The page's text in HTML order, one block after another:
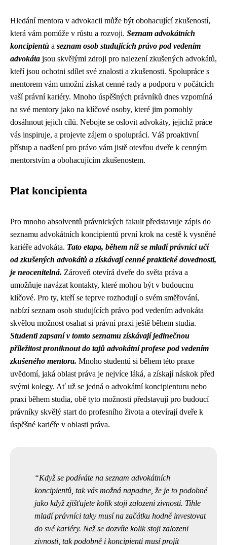
Hledání mentora v advokacii může být obohacující zkušeností,
která vám pomůže v růstu a rozvoji. Seznam advokátních
koncipientů a seznam osob studujících právo pod vedením
advokáta jsou skvělými zdroji pro nalezení zkušených advokátů,
kteří jsou ochotni sdílet své znalosti a zkušenosti. Spolupráce s
mentorem vám umožní získat cenné rady a podporu v počátcích
vaší právní kariéry. Mnoho úspěšných právníků dnes vzpomíná
na své mentory jako na klíčové osoby, které jim pomohly
dosáhnout jejich cílů. Nebojte se oslovit advokáty, jejichž práce
vás inspiruje, a projevte zájem o spolupráci. Váš proaktivní
přístup a nadšení pro právo vám jistě otevřou dveře k cenným
mentorstvím a obohacujícím zkušenostem.
Plat koncipienta
Pro mnoho absolventů právnických fakult představuje zápis do
seznamu advokátních koncipientů první krok na cestě k vysněné
kariéře advokáta. Tato etapa, během níž se mladí právníci učí
od zkušených advokátů a získávají cenné praktické dovednosti,
je neocenitelná. Zároveň otevírá dveře do světa práva a
umožňuje navázat kontakty, které mohou být v budoucnu
klíčové. Pro ty, kteří se teprve rozhodují o svém směřování,
nabízí seznam osob studujících právo pod vedením advokáta
skvělou možnost osahat si právní praxi ještě během studia.
Studenti zapsaní v tomto seznamu získávají jedinečnou
příležitost proniknout do tajů advokátní profese pod vedením
zkušeného mentora. Mnoho studentů si během této praxe
uvědomí, jaká oblast práva je nejvíce láká, a získají náskok před
svými kolegy. Ať už se jedná o advokátní koncipienturu nebo
praxi během studia, obě tyto možnosti představují pro budoucí
právníky skvělý start do profesního života a otevírají dveře k
úspěšné kariéře v oblasti práva.
Když se podíváte na seznam advokátních
koncipientů, tak vás možná napadne, že je to podobné
jako když zjišťujete kolik stoji zalozeni zivnosti. Tihle
mladí právníci taky musí na začátku hodně investovat
do své kariéry. Než se dozvíte kolik stoji zalozeni
zivnosti, tak podobně i koncipienti musí projít